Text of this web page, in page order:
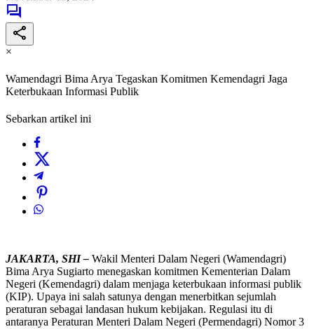
×
Wamendagri Bima Arya Tegaskan Komitmen Kemendagri Jaga
Keterbukaan Informasi Publik
Sebarkan artikel ini
JAKARTA, SHI – Wakil Menteri Dalam Negeri (Wamendagri)
Bima Arya Sugiarto menegaskan komitmen Kementerian Dalam
Negeri (Kemendagri) dalam menjaga keterbukaan informasi publik
(KIP). Upaya ini salah satunya dengan menerbitkan sejumlah
peraturan sebagai landasan hukum kebijakan. Regulasi itu di
antaranya Peraturan Menteri Dalam Negeri (Permendagri) Nomor 3